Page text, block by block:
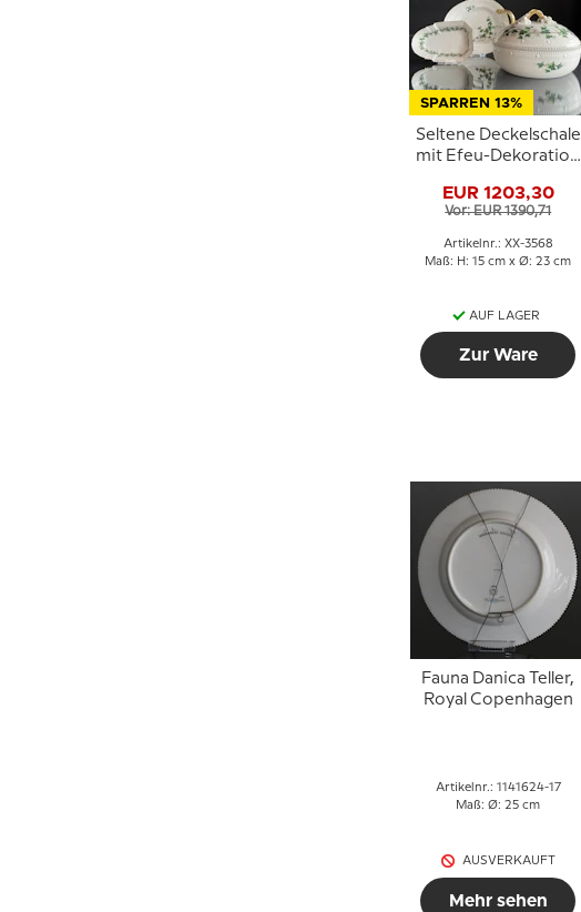
SPARREN 13%
Seltene Deckelschale
mit Efeu-Dekoration
rund,
Fassungsvermögen,
Royal Copenhagen.
EUR 1203,30
Vor: EUR 1390,71
Artikelnr.: XX-3568
Maß: H: 15 cm x Ø: 23 cm
AUF LAGER
Zur Ware
Fauna Danica Teller,
Royal Copenhagen
Artikelnr.: 1141624-17
Maß: Ø: 25 cm
AUSVERKAUFT
Mehr sehen